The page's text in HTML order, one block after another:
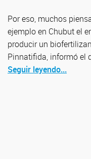
Por eso, muchos
ejemplo en Chubut el
producir un
Pinnatifida, informó el
Seguir leyendo...